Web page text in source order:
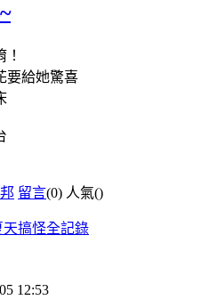
要給她驚喜
留言(0) 人氣()
天搞怪全記錄
12:53